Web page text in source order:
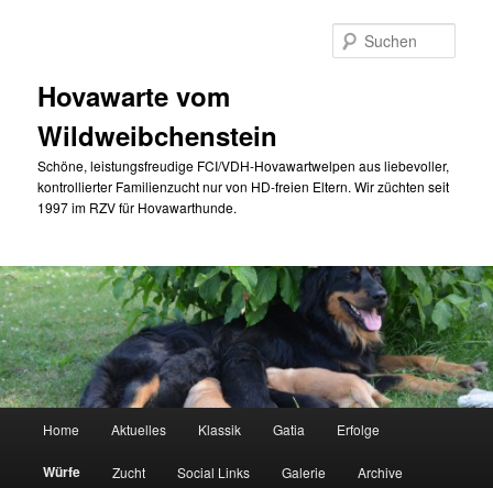
Hovawarte vom
Wildweibchenstein
Schöne, leistungsfreudige FCI/VDH-Hovawartwelpen aus liebevoller,
kontrollierter Familienzucht nur von HD-freien Eltern. Wir züchten seit
1997 im RZV für Hovawarthunde.
Home Aktuelles Klassik Gatia Erfolge
Würfe Zucht Social Links Galerie Archive